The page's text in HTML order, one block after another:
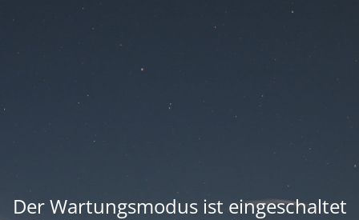
Der Wartungsmodus ist eingeschaltet